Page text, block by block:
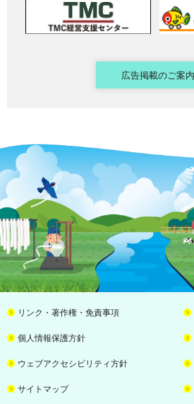
広告掲載のご案内
リンク・著作権・免責事項
個人情報保護方針
ウェブアクセシビリティ方針
サイトマップ